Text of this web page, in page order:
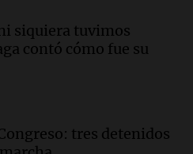
tras fallos
Nacional
siquiera tuvimos
contó cómo fue su
tres detenidos